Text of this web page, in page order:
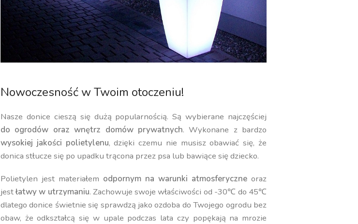
Nowoczesność w Twoim otoczeniu!
Nasze donice cieszą się dużą popularnością. Są wybierane najczęściej
do ogrodów oraz wnętrz domów prywatnych. Wykonane z bardzo
wysokiej jakości polietylenu, dzięki czemu nie musisz obawiać się, że
donica stłucze się po upadku trącona przez psa lub bawiące się dziecko.
Polietylen jest materiałem odpornym na warunki atmosferyczne oraz
jestłatwy w utrzymaniu. Zachowuje swoje właściwości od -30℃ do 45℃
dlatego donice świetnie się sprawdzą jako ozdoba do Twojego ogrodu bez
obaw, że odkształcą się w upale podczas lata czy popękają na mrozie